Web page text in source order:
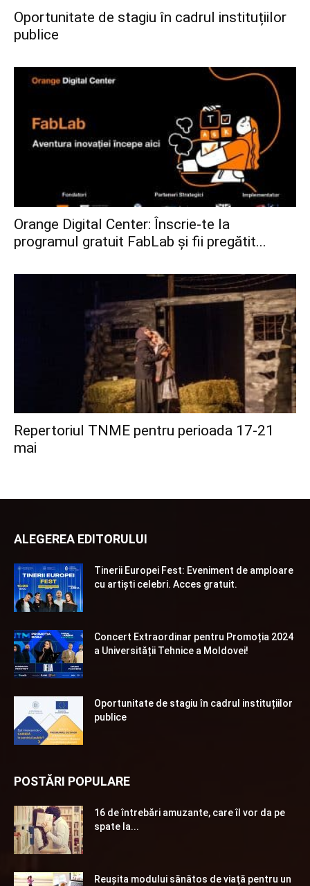
Oportunitate de stagiu în cadrul instituțiilor
publice
Orange Digital Center: Înscrie-te la
programul gratuit FabLab și fii pregătit...
Repertoriul TNME pentru perioada 17-21
mai
ALEGEREA EDITORULUI
Tinerii Europei Fest: Eveniment de amploare
cu artiști celebri. Acces gratuit.
Concert Extraordinar pentru Promoția 2024
a Universității Tehnice a Moldovei!
Oportunitate de stagiu în cadrul instituțiilor
publice
POSTĂRI POPULARE
16 de întrebări amuzante, care îl vor da pe
spate la...
Reuşita modului sănătos de viaţă pentru un